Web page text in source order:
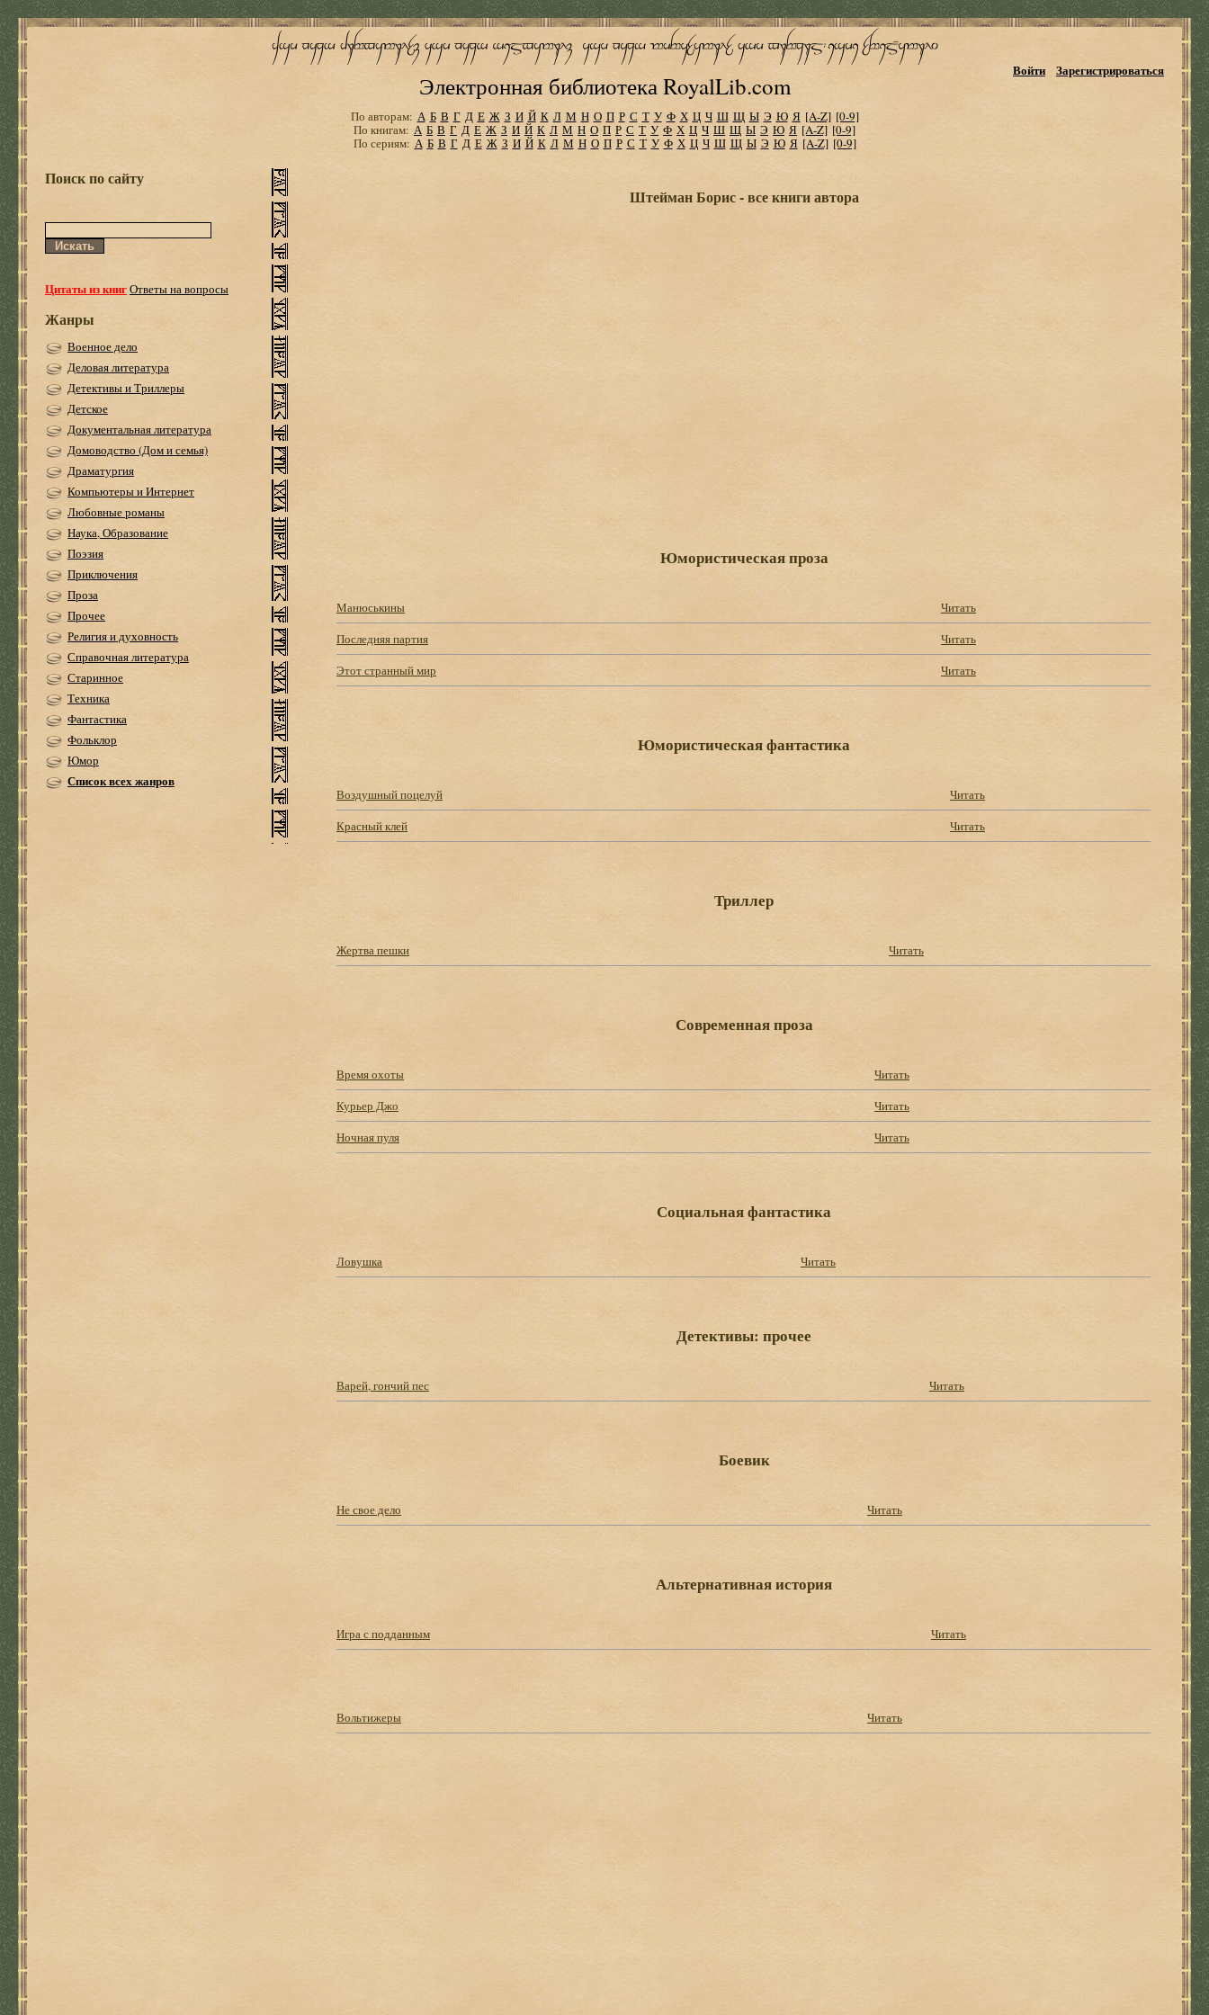
Электронная библиотека RoyalLib.com
Войти Зарегистрироваться
По авторам: А Б В Г Д Е Ж З И Й К Л М Н О П Р С Т У Ф Х Ц Ч Ш Щ Ы Э Ю Я [A-Z] [0-9]
По книгам: А Б В Г Д Е Ж З И Й К Л М Н О П Р С Т У Ф Х Ц Ч Ш Щ Ы Э Ю Я [A-Z] [0-9]
По сериям: А Б В Г Д Е Ж З И Й К Л М Н О П Р С Т У Ф Х Ц Ч Ш Щ Ы Э Ю Я [A-Z] [0-9]
Поиск по сайту
Цитаты из книгОтветы на вопросы
Жанры
Военное дело
Деловая литература
Детективы и Триллеры
Детское
Документальная литература
Домоводство (Дом и семья)
Драматургия
Компьютеры и Интернет
Любовные романы
Наука, Образование
Поэзия
Приключения
Проза
Прочее
Религия и духовность
Справочная литература
Старинное
Техника
Фантастика
Фольклор
Юмор
Список всех жанров
Штейман Борис - все книги автора
Юмористическая проза
Манюськины
Читать
Последняя партия
Читать
Этот странный мир
Читать
Юмористическая фантастика
Воздушный поцелуй
Читать
Красный клей
Читать
Триллер
Жертва пешки Читать
Современная проза
Время охоты
Читать
Курьер Джо
Читать
Ночная пуля
Читать
Социальная фантастика
Ловушка Читать
Детективы: прочее
Варей, гончий пес Читать
Боевик
Не свое дело Читать
Альтернативная история
Игра с подданным Читать
Вольтижеры Читать